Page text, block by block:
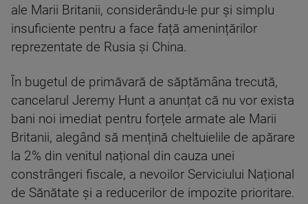
ale Marii Britanii, considerându-le pur și simplu
insuficiente pentru a face față amenințărilor
reprezentate de Rusia și China.
În bugetul de primăvară de săptămâna trecută,
cancelarul Jeremy Hunt a anunțat că nu vor exista
bani noi imediat pentru forțele armate ale Marii
Britanii, alegând să mențină cheltuielile de apărare
la 2% din venitul național din cauza unei
constrângeri fiscale, a nevoilor Serviciului Național
de Sănătate și a reducerilor de impozite prioritare.